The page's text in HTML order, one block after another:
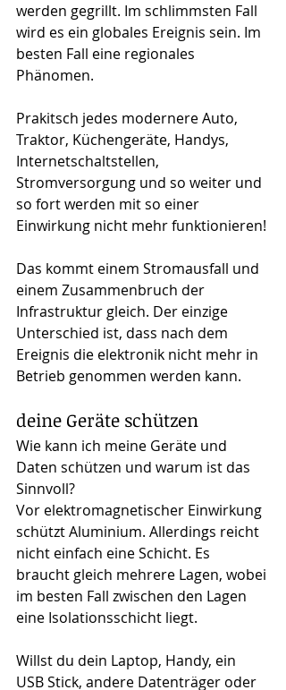
werden gegrillt. Im schlimmsten Fall
wird es ein globales Ereignis sein. Im
besten Fall eine regionales
Phänomen.
Prakitsch jedes modernere Auto,
Traktor, Küchengeräte, Handys,
Internetschaltstellen,
Stromversorgung und so weiter und
so fort werden mit so einer
Einwirkung nicht mehr funktionieren!
Das kommt einem Stromausfall und
einem Zusammenbruch der
Infrastruktur gleich. Der einzige
Unterschied ist, dass nach dem
Ereignis die elektronik nicht mehr in
Betrieb genommen werden kann.
deine Geräte schützen
Wie kann ich meine Geräte und
Daten schützen und warum ist das
Sinnvoll?
Vor elektromagnetischer Einwirkung
schützt Aluminium. Allerdings reicht
nicht einfach eine Schicht. Es
braucht gleich mehrere Lagen, wobei
im besten Fall zwischen den Lagen
eine Isolationsschicht liegt.
Willst du dein Laptop, Handy, ein
USB Stick, andere Datenträger oder